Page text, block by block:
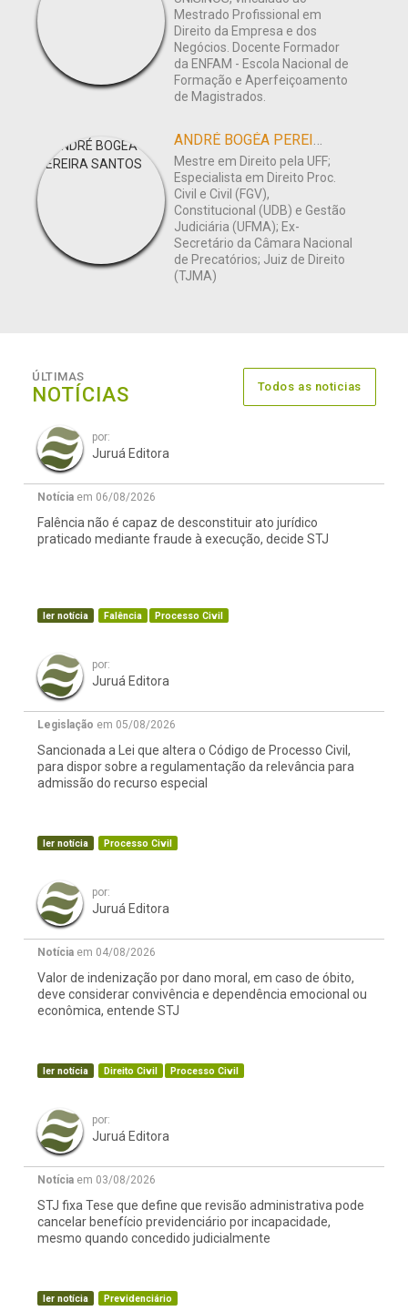
Mestrado Profissional em
Direito da Empresa e dos
Negócios. Docente Formador
da ENFAM - Escola Nacional de
Formação e Aperfeiçoamento
de Magistrados.
ANDRÉ BOGÉA PEREIRA SANTOS
Mestre em Direito pela UFF;
Especialista em Direito Proc.
Civil e Civil (FGV),
Constitucional (UDB) e Gestão
Judiciária (UFMA); Ex-
Secretário da Câmara Nacional
de Precatórios; Juiz de Direito
(TJMA)
ÚLTIMAS
NOTÍCIAS Todos as noticias
por:
Juruá Editora
Notícia em 06/08/2026
Falência não é capaz de desconstituir ato jurídico
praticado mediante fraude à execução, decide STJ
ler notícia Falência Processo Civil
por:
Juruá Editora
Legislação em 05/08/2026
Sancionada a Lei que altera o Código de Processo Civil,
para dispor sobre a regulamentação da relevância para
admissão do recurso especial
ler notícia Processo Civil
por:
Juruá Editora
Notícia em 04/08/2026
Valor de indenização por dano moral, em caso de óbito,
deve considerar convivência e dependência emocional ou
econômica, entende STJ
ler notícia Direito Civil Processo Civil
por:
Juruá Editora
Notícia em 03/08/2026
STJ fixa Tese que define que revisão administrativa pode
cancelar benefício previdenciário por incapacidade,
mesmo quando concedido judicialmente
ler notícia Previdenciário